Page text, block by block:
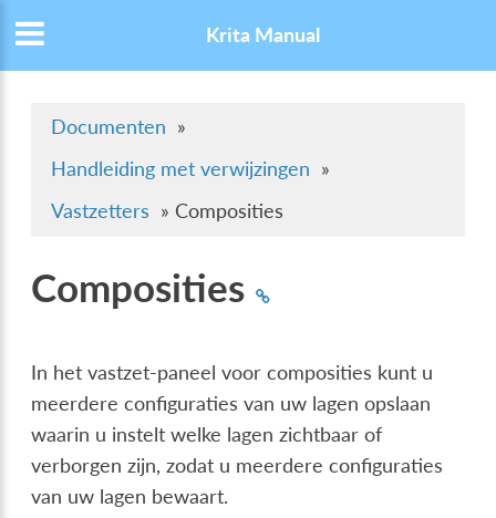
Krita Manual
Documenten »
Handleiding met verwijzingen »
Vastzetters » Composities
Composities
In het vastzet-paneel voor composities kunt u
meerdere configuraties van uw lagen opslaan
waarin u instelt welke lagen zichtbaar of
verborgen zijn, zodat u meerdere configuraties
van uw lagen bewaart.